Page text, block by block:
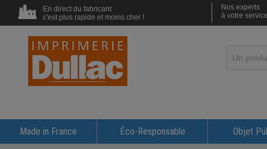
En direct du fabricant
c'est plus rapide et moins cher !
Nos experts
à votre
Made in France Éco-Responsable Objet